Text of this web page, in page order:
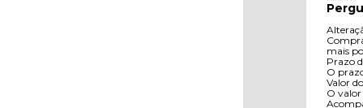
mais
Prazo
O
Valor
O valor